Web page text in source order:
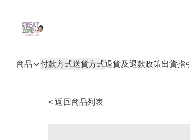
商品 付款方式送貨方式退貨及退款政策出貨指引
< 返回商品列表